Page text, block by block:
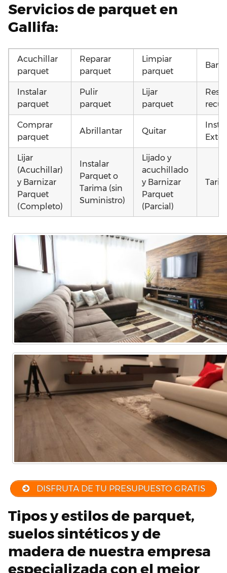
Servicios de parquet en
Gallifa:
Acuchillar
parquet
Reparar
parquet
Limpiar
parquet
Instalar
parquet
Pulir
parquet
Lijar
parquet
Comprar
parquet
Abrillantar Quitar
Lijar
(Acuchillar)
y Barnizar
Parquet
(Completo)
Instalar
Parquet o
Tarima (sin
Suministro)
Lijado y
acuchillado
y Barnizar
Parquet
(Parcial)
parquet o
Tarima
Local
Comercial
parquet o
parquet o
Tarima
Vivienda
(Parcial)
DISFRUTA DE TU PRESUPUESTO GRATIS
Tipos y estilos de parquet,
suelos sintéticos y de
madera de nuestra empresa
especializada con el mejor